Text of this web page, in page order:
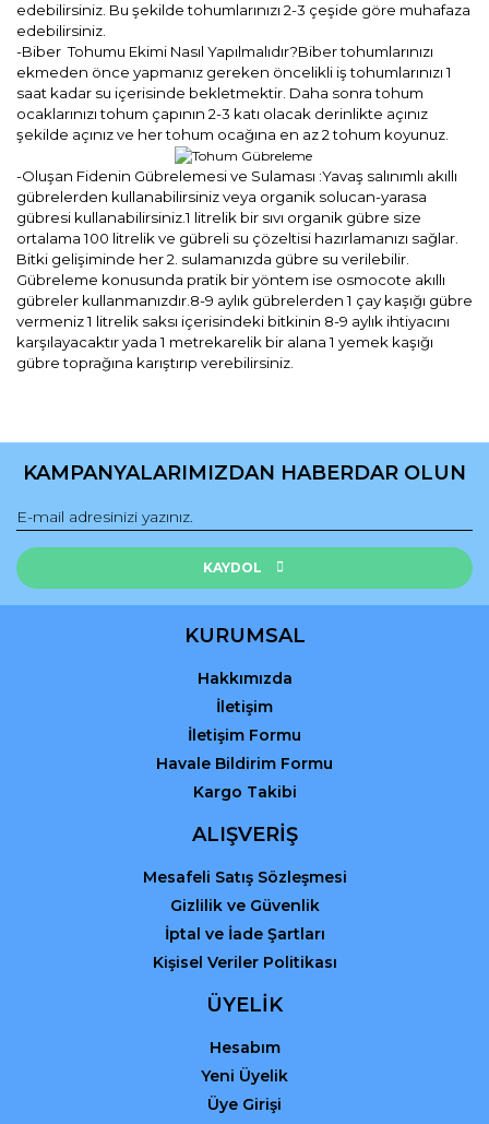
edebilirsiniz. Bu şekilde tohumlarınızı 2-3 çeşide göre muhafaza
edebilirsiniz.
-Biber Tohumu Ekimi Nasıl Yapılmalıdır?Biber tohumlarınızı
ekmeden önce yapmanız gereken öncelikli iş tohumlarınızı 1
saat kadar su içerisinde bekletmektir. Daha sonra tohum
ocaklarınızı tohum çapının 2-3 katı olacak derinlikte açınız
şekilde açınız ve her tohum ocağına en az 2 tohum koyunuz.
-Oluşan Fidenin Gübrelemesi ve Sulaması :Yavaş salınımlı akıllı
gübrelerden kullanabilirsiniz veya organik solucan-yarasa
gübresi kullanabilirsiniz.1 litrelik bir sıvı organik gübre size
ortalama 100 litrelik ve gübreli su çözeltisi hazırlamanızı sağlar.
Bitki gelişiminde her 2. sulamanızda gübre su verilebilir.
Gübreleme konusunda pratik bir yöntem ise osmocote akıllı
gübreler kullanmanızdır.8-9 aylık gübrelerden 1 çay kaşığı gübre
vermeniz 1 litrelik saksı içerisindeki bitkinin 8-9 aylık ihtiyacını
karşılayacaktır yada 1 metrekarelik bir alana 1 yemek kaşığı
gübre toprağına karıştırıp verebilirsiniz.
konularda yetersiz gördüğünüz noktaları öneri formunu
Görüş ve önerileriniz için teşekkür ederiz.
Ürün resmi kalitesiz, bozuk veya görüntülenemiyor.
Ürün açıklamasında eksik bilgiler bulunuyor.
Ürün fiyatı diğer sitelerden daha pahalı.
Gönder
KAMPANYALARIMIZDAN HABERDAR OLUN
KAYDOL
KURUMSAL
Hakkımızda
İletişim
İletişim Formu
Havale Bildirim Formu
Kargo Takibi
ALIŞVERİŞ
Mesafeli Satış Sözleşmesi
Gizlilik ve Güvenlik
İptal ve İade Şartları
Kişisel Veriler Politikası
ÜYELİK
Hesabım
Yeni Üyelik
Üye Girişi